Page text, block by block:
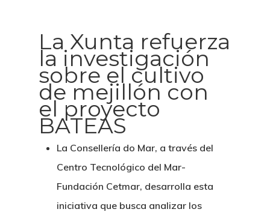
La Xunta refuerza
la investigación
sobre el cultivo
de mejillón con
el proyecto
BATEAS
La Consellería do Mar, a través del
Centro Tecnológico del Mar-
Fundación Cetmar, desarrolla esta
iniciativa que busca analizar los